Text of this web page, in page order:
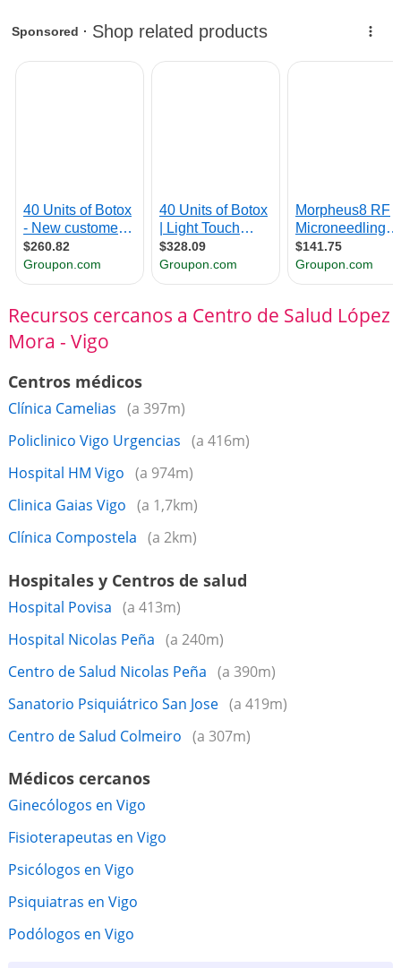
Recursos cercanos a Centro de Salud López
Mora - Vigo
Centros médicos
Clínica Camelias (a 397m)
Policlinico Vigo Urgencias (a 416m)
Hospital HM Vigo (a 974m)
Clinica Gaias Vigo (a 1,7km)
Clínica Compostela (a 2km)
Hospitales y Centros de salud
Hospital Povisa (a 413m)
Hospital Nicolas Peña (a 240m)
Centro de Salud Nicolas Peña (a 390m)
Sanatorio Psiquiátrico San Jose (a 419m)
Centro de Salud Colmeiro (a 307m)
Médicos cercanos
Ginecólogos en Vigo
Fisioterapeutas en Vigo
Psicólogos en Vigo
Psiquiatras en Vigo
Podólogos en Vigo